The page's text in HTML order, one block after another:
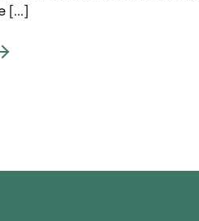
[...]